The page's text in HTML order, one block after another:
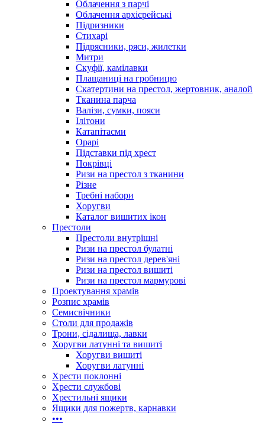
Облачення з парчі
Облачення архієрейські
Підризники
Стихарі
Підрясники, ряси, жилетки
Митри
Скуфії, камілавки
Плащаниці на гробницю
Скатертини на престол, жертовник, аналой
Тканина парча
Валізи, сумки, пояси
Ілітони
Катапітасми
Орарі
Підставки під хрест
Покрівці
Ризи на престол з тканини
Різне
Требні набори
Хоругви
Каталог вишитих ікон
Престоли
Престоли внутрішні
Ризи на престол булатні
Ризи на престол дерев'яні
Ризи на престол вишиті
Ризи на престол мармурові
Проектування храмів
Розпис храмів
Семисвічники
Столи для продажів
Трони, сідалища, лавки
Хоругви латунні та вишиті
Хоругви вишиті
Хоругви латунні
Хрести поклонні
Хрести службові
Хрестильні ящики
Ящики для пожертв, карнавки
•••